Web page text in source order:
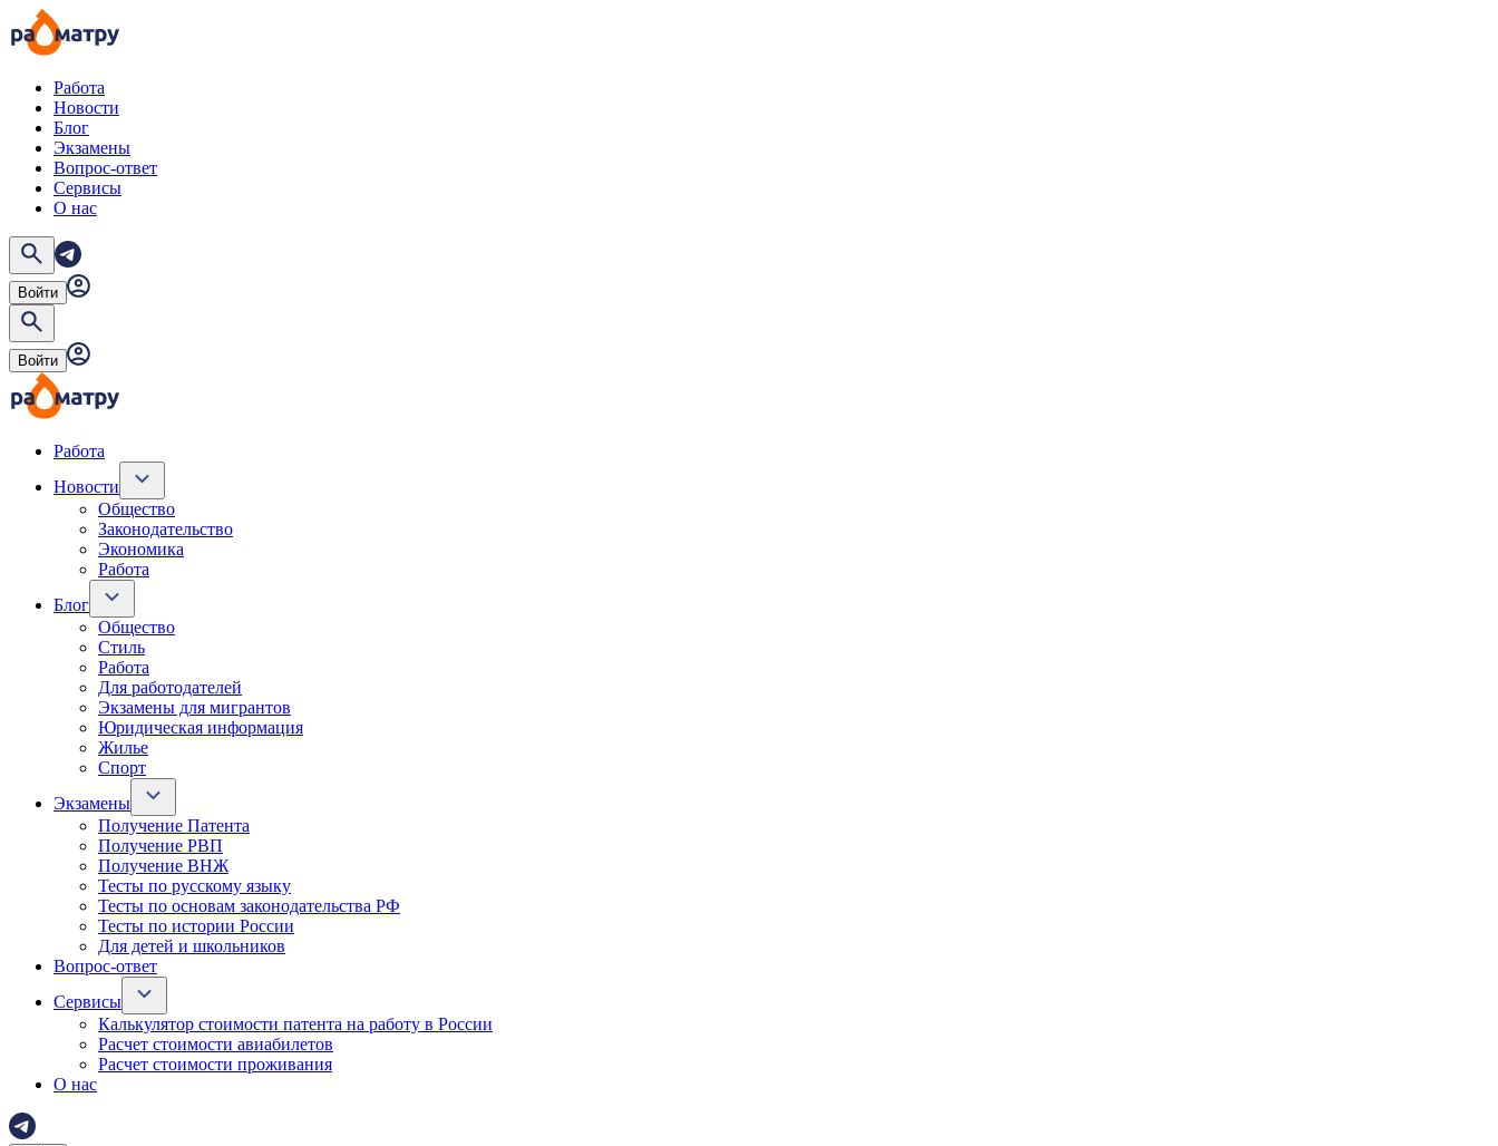
Работа
Новости
Блог
Экзамены
Вопрос-ответ
Сервисы
О нас
Войти
Войти
Работа
Новости
Общество
Законодательство
Экономика
Работа
Блог
Общество
Стиль
Работа
Для работодателей
Экзамены для мигрантов
Юридическая информация
Жилье
Спорт
Экзамены
Получение Патента
Получение РВП
Получение ВНЖ
Тесты по русскому языку
Тесты по основам законодательства РФ
Тесты по истории России
Для детей и школьников
Вопрос-ответ
Сервисы
Калькулятор стоимости патента на работу в России
Расчет стоимости авиабилетов
Расчет стоимости проживания
О нас